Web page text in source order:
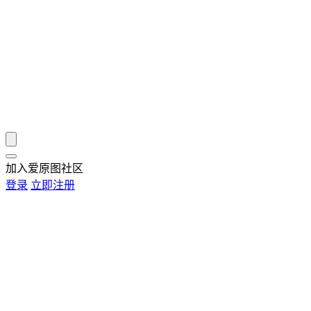
加入爱原图社区
登录 立即注册